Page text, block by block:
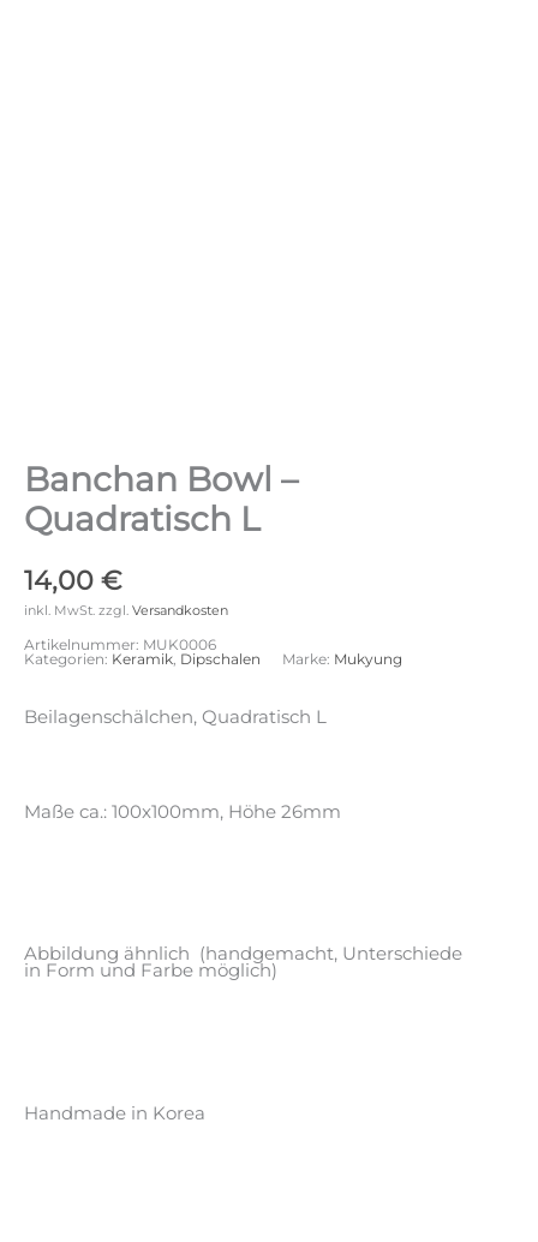
Banchan Bowl –
Quadratisch L
14,00 €
inkl. MwSt. zzgl. Versandkosten
Artikelnummer: MUK0006
Kategorien: Keramik Dipschalen Marke: Mukyung
Beilagenschälchen, Quadratisch L
Maße ca.: 100x100mm, Höhe 26mm
Abbildung ähnlich (handgemacht, Unterschiede
in Form und Farbe möglich)
Handmade in Korea